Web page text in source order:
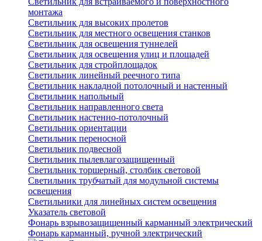
монтажа
Светильник для высоких пролетов
Светильник для местного освещения станков
Светильник для освещения туннелей
Светильник для освещения улиц и площадей
Светильник для стройплощадок
Светильник линейный реечного типа
Светильник накладной потолочный и настенный
Светильник напольный
Светильник направленного света
Светильник настенно-потолочный
Светильник ориентации
Светильник переносной
Светильник подвесной
Светильник пылевлагозащищенный
Светильник торшерный, столбик световой
Светильник трубчатый для модульной системы
освещения
Светильники для линейных систем освещения
Указатель световой
Фонарь взрывозащищенный карманный электрический
Фонарь карманный, ручной электрический